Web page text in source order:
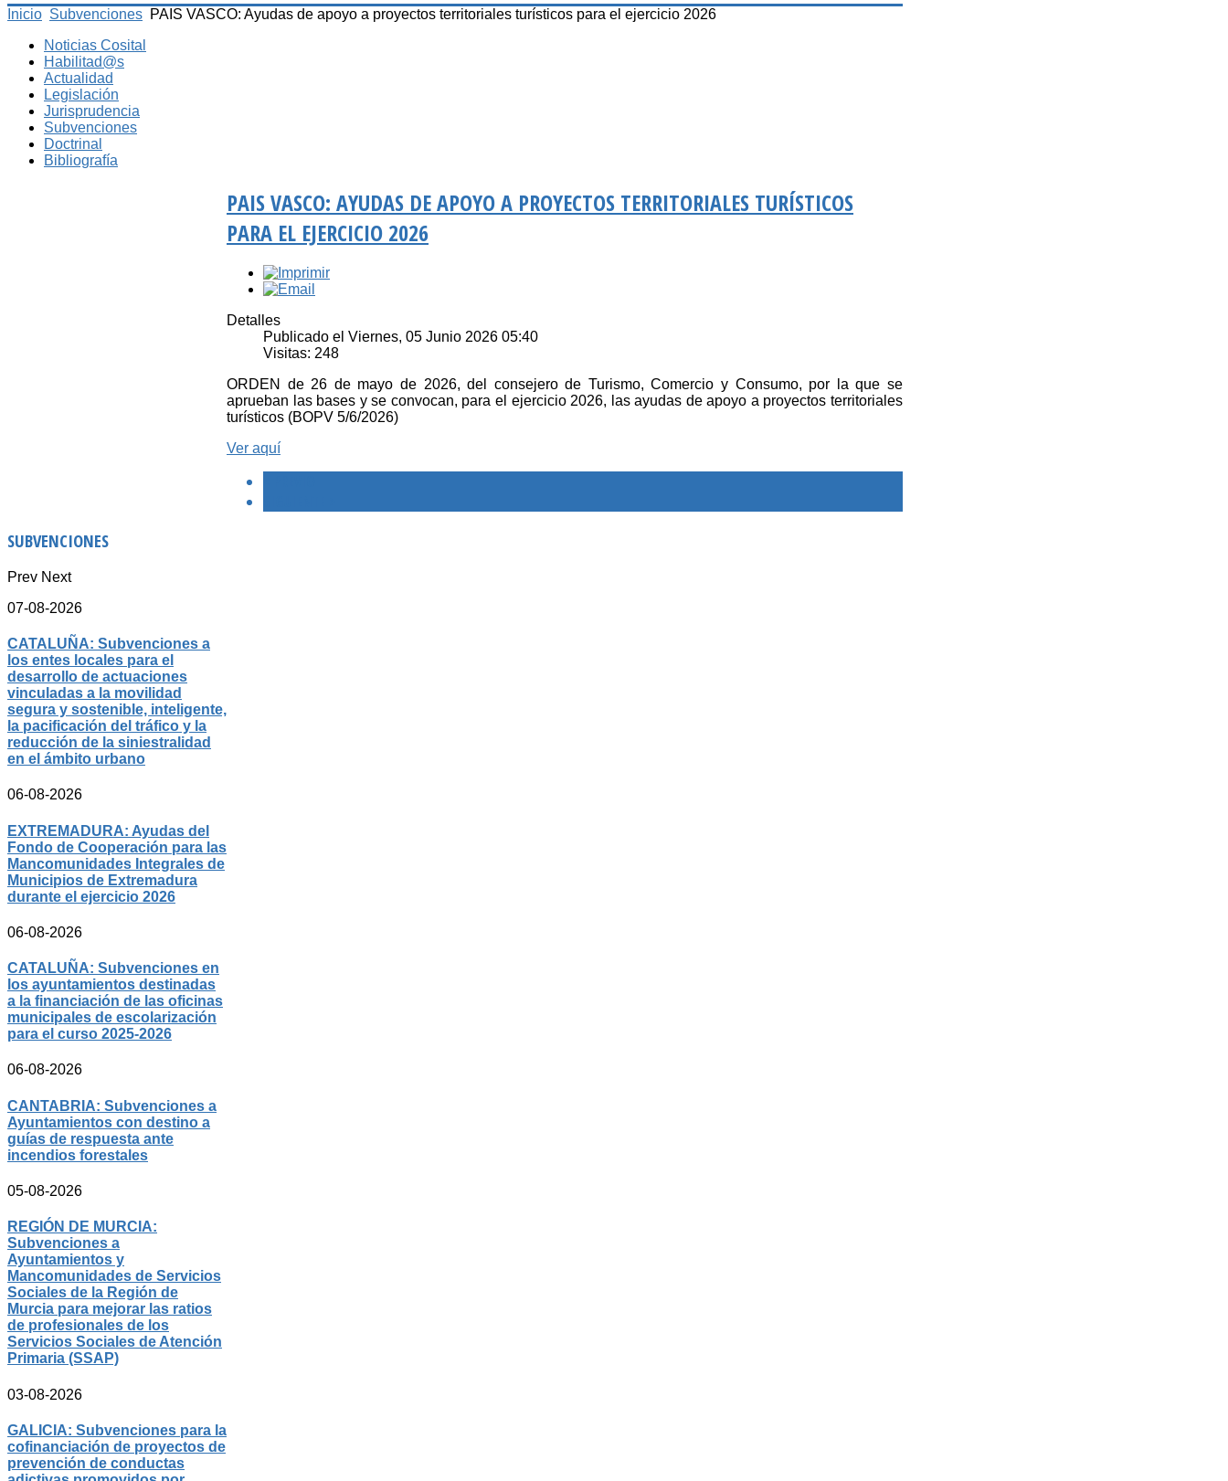
Inicio Subvenciones PAIS VASCO: Ayudas de apoyo a proyectos territoriales turísticos para el ejercicio 2026
Noticias Cosital
Habilitad@s
Actualidad
Legislación
Jurisprudencia
Subvenciones
Doctrinal
Bibliografía
PAIS VASCO: AYUDAS DE APOYO A PROYECTOS TERRITORIALES TURÍSTICOS
PARA EL EJERCICIO 2026
Detalles
Publicado el Viernes, 05 Junio 2026 05:40
Visitas: 248
ORDEN de 26 de mayo de 2026, del consejero de Turismo, Comercio y Consumo, por la que se
aprueban las bases y se convocan, para el ejercicio 2026, las ayudas de apoyo a proyectos territoriales
turísticos (BOPV 5/6/2026)
Ver aquí
SUBVENCIONES
Prev Next
07-08-2026
CATALUÑA: Subvenciones a
los entes locales para el
desarrollo de actuaciones
vinculadas a la movilidad
segura y sostenible, inteligente,
la pacificación del tráfico y la
reducción de la siniestralidad
en el ámbito urbano
06-08-2026
EXTREMADURA: Ayudas del
Fondo de Cooperación para las
Mancomunidades Integrales de
Municipios de Extremadura
durante el ejercicio 2026
06-08-2026
CATALUÑA: Subvenciones en
los ayuntamientos destinadas
a la financiación de las oficinas
municipales de escolarización
para el curso 2025-2026
06-08-2026
CANTABRIA: Subvenciones a
Ayuntamientos con destino a
guías de respuesta ante
incendios forestales
05-08-2026
REGIÓN DE MURCIA:
Subvenciones a
Ayuntamientos y
Mancomunidades de Servicios
Sociales de la Región de
Murcia para mejorar las ratios
de profesionales de los
Servicios Sociales de Atención
Primaria (SSAP)
03-08-2026
GALICIA: Subvenciones para la
cofinanciación de proyectos de
prevención de conductas